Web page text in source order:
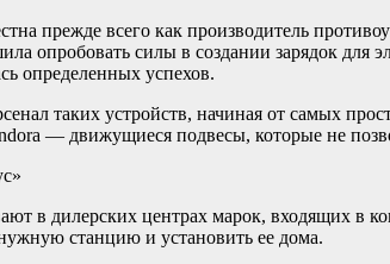
прежде всего как производитель
опробовать силы в создании зарядок для
определенных успехов.
таких устройств, начиная от самых
— движущиеся подвесы, которые не
в дилерских центрах марок, входящих в
станцию и установить ее дома.